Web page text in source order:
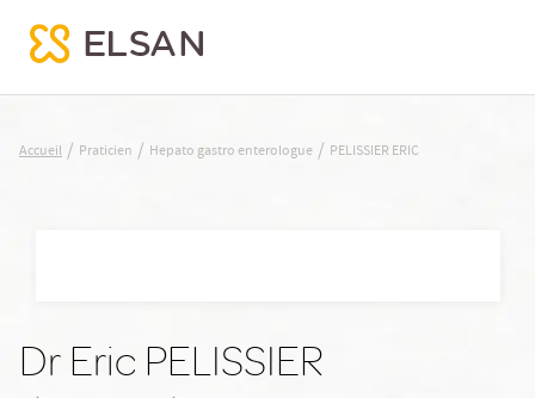
PELISSIER ERIC
Accueil / Praticien / Hepato gastro enterologue / PELISSIER ERIC
Dr Eric PELISSIER